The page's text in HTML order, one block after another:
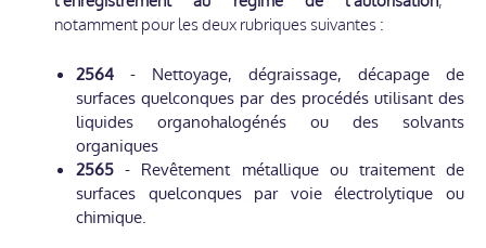
notamment pour les deux rubriques suivantes :
2564 - Nettoyage, dégraissage, décapage de
surfaces quelconques par des procédés utilisant des
liquides organohalogénés ou des solvants
organiques
2565 - Revêtement métallique ou traitement de
surfaces quelconques par voie électrolytique ou
chimique.